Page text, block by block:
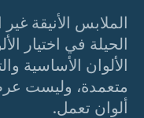
الملابس الأنيقة
الحيلة في اختيار
الألوان الأساسية
متعمدة، وليست
ألوان تعمل.